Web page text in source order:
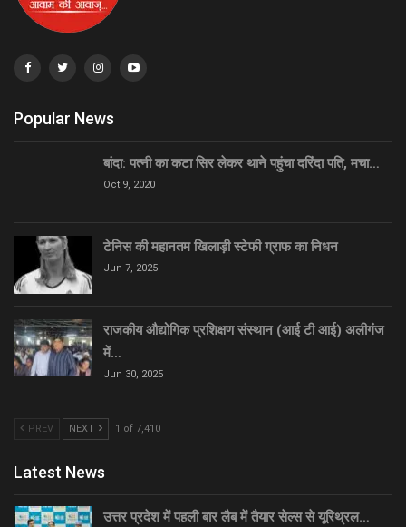
Popular News
बांदा: पत्नी का कटा सिर लेकर थाने पहुंचा दरिंदा पति, मचा…
Oct 9, 2020
टेनिस की महानतम खिलाड़ी स्टेफी ग्राफ का निधन
Jun 7, 2025
राजकीय औद्योगिक प्रशिक्षण संस्थान (आई टी आई) अलीगंज
में…
Jun 30, 2025
PREV NEXT 1 of 7,410
Latest News
उत्तर प्रदेश में पहली बार लैब में तैयार सेल्स से यूरिथ्रल…